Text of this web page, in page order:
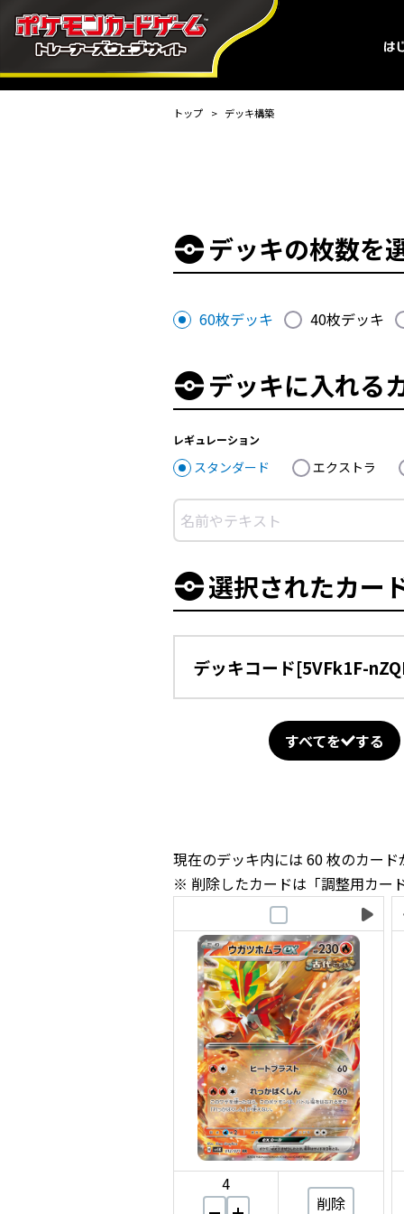
トップ デッキ構築
デッキの枚数を
60枚デッキ 40枚デッキ
デッキに入れる
レギュレーション
スタンダード エクストラ
選択されたカー
デッキコード[5VFk1F-
すべてを する
現在のデッキ内には 60 枚のカー
削除したカードは「調整用カー
4
削除